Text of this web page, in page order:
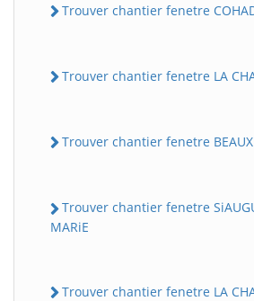
Trouver chantier fenetre
Trouver chantier fenetre LA
Trouver chantier fenetre BEAUX
Trouver chantier fenetre
MARiE
Trouver chantier fenetre LA